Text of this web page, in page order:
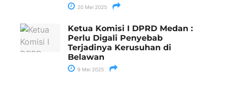
20 Mei 2025
Ketua Komisi I DPRD Medan :
Perlu Digali Penyebab
Terjadinya Kerusuhan di
Belawan
9 Mei 2025